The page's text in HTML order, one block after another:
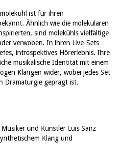
ist für ihren
Ähnlich wie die molekularen
sind molekühls vielfältige
verwoben. In ihren Live-Sets
introspektives Hörerlebnis. Ihre
musikalische Identität mit einem
Klängen wider, wobei jedes Set
Dramaturgie geprägt ist.
und Künstler Luis Sanz
Klang und